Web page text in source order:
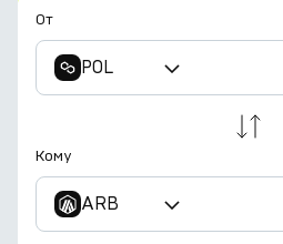
От
POL
Кому
ARB